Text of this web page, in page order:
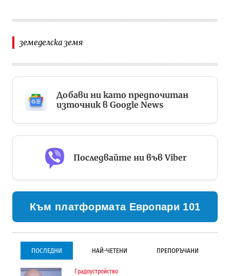
земеделска земя
Добави ни като предпочитан
източник в Google News
Последвайте ни във Viber
Към платформата Европари 101
ПОСЛЕДНИ НАЙ-ЧЕТЕНИ ПРЕПОРЪЧАНИ
Градоустройство
Градоустройство
Инфраструктура